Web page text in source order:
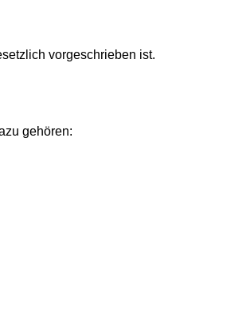
vorgeschrieben ist.
gehören: